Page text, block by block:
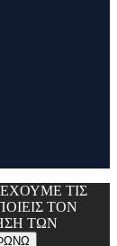
ΤΙΣ
ΤΟΝ
ΤΩΝ